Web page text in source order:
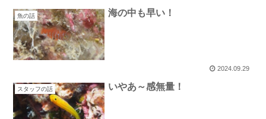
魚の話 海の中も早い！
2024.09.29
スタッフの話 いやあ～感無量！